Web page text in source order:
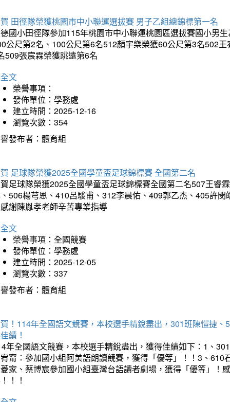
田徑隊榮獲桃園市中小聯運選拔賽 男子乙組總錦標第一名
國小田徑隊參加115年桃園市中小聯運桃園區選拔賽國小男
公尺第2名、100公尺第6名512顏宇樂榮獲60公尺第3名502
509張宸霖榮獲跳遠第6名
文
榮譽事項：
發佈單位：學務處
建立時間：2025-12-16
瀏覽次數：354
發布者：體育組
足球隊榮獲2025全國學童盃足球錦標賽 全國第二名
足球隊榮獲2025全國學童盃足球錦標賽全國第二名507王睿
506楊芎恩、410呂駿甫、312李晨佑、409郭乙杰、405許
謝陳胤孝老師辛苦專業指導
文
榮譽事項：全國競賽
發佈單位：學務處
建立時間：2025-12-05
瀏覽次數：337
發布者：體育組
！114年全國語文競賽，本校選手精銳盡出，301班陳愷捷
績！
年全國語文競賽，本校選手精銳盡出，獲得佳績如下：1、
甯：參加國小組阿美語朗讀競賽，獲得「優等」！！3、
家、蔡博宸參加國小組臺灣台語讀者劇場，獲得「優等」！
！！